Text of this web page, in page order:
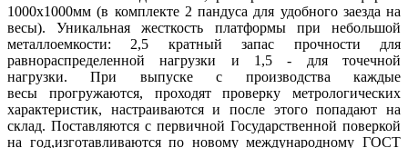
1000х1000мм (в комплекте 2 пандуса для удобного заезда на
весы). Уникальная жесткость платформы при небольшой
металлоемкости: 2,5 кратный запас прочности для
равнораспределенной нагрузки и 1,5 - для точечной
нагрузки. При выпуске с производства каждые
весы прогружаются, проходят проверку метрологических
характеристик, настраиваются и после этого попадают на
склад. Поставляются с первичной Государственной поверкой
на год,изготавливаются по новому международному ГОСТ